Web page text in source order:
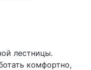
лестницы.
комфортно,